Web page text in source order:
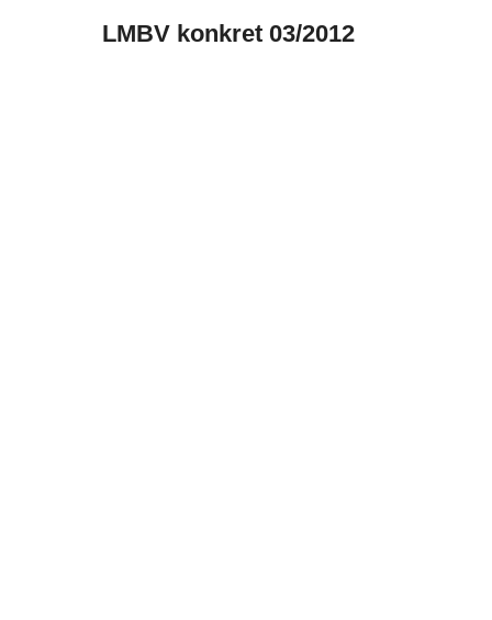
LMBV konkret 03/2012